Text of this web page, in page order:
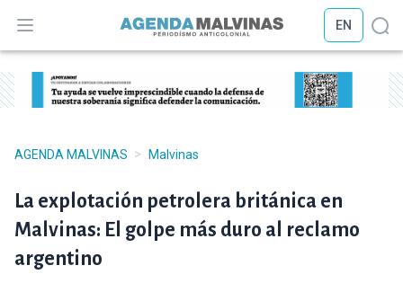
Abrir menú
EN
AGENDA MALVINAS > Malvinas
La explotación petrolera británica en
Malvinas: El golpe más duro al reclamo
argentino